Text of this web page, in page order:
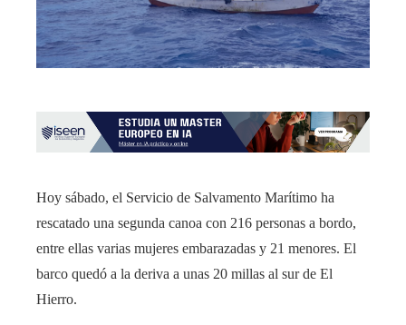
Hoy sábado, el Servicio de Salvamento Marítimo ha
rescatado una segunda canoa con 216 personas a bordo,
entre ellas varias mujeres embarazadas y 21 menores. El
barco quedó a la deriva a unas 20 millas al sur de El
Hierro.